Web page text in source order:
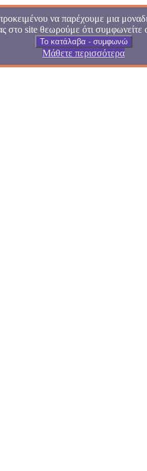
να παρέχουμε μια
στο site θεωρούμε ότι συμφωνείτε
Το κατάλαβα - συμφωνώ
Μάθετε περισσότερα